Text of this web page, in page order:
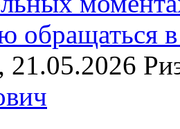
обращаться
21.05.2026